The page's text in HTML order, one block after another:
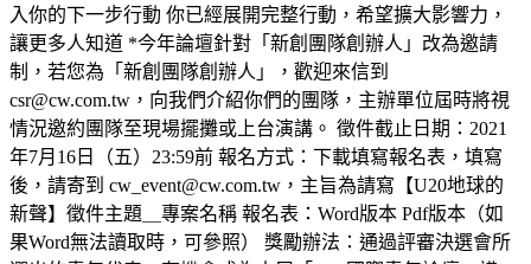
入你的下一步行動 你已經展開完整行動，希望擴大影響力，
讓更多人知道 *今年論壇針對「新創團隊創辦人」改為邀請
制，若您為「新創團隊創辦人」，歡迎來信到
csr@cw.com.tw，向我們介紹你們的團隊，主辦單位屆時將視
情況邀約團隊至現場擺攤或上台演講。 徵件截止日期：2021
年7月16日（五）23:59前 報名方式：下載填寫報名表，填寫
後，請寄到 cw_event@cw.com.tw，主旨為請寫【U20地球的
新聲】徵件主題＿專案名稱 報名表：Word版本 Pdf版本（如
果Word無法讀取時，可參照） 獎勵辦法：通過評審決選會所